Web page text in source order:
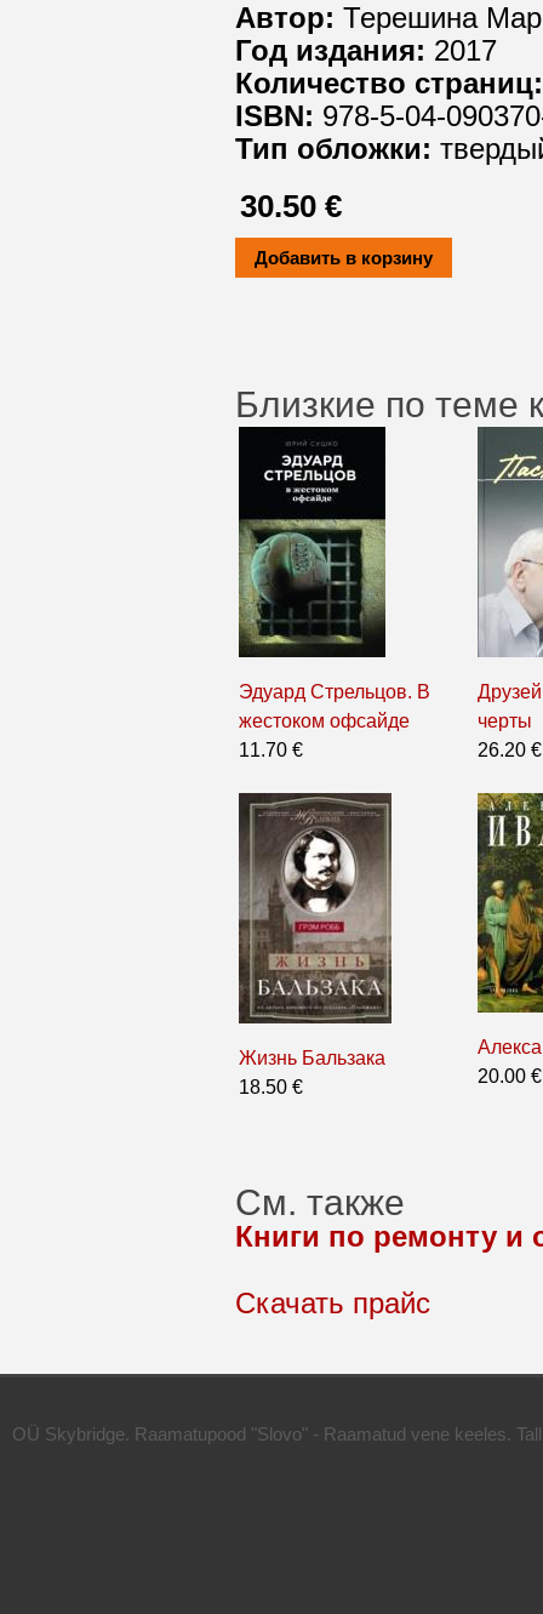
Автор: Терешина
Год издания: 2017
Количество страниц:
ISBN: 978-5-04-
Тип обложки:
30.50 €
Близкие по теме
Эдуард Стрельцов. В
жестоком офсайде
11.70 €
черты
26.20 €
Жизнь Бальзака
18.50 €
20.00 €
См. также
Книги по ремонту и
Скачать прайс
OÜ Skybridge. Raamatupood "Slovo" - Raamatud vene keeles.